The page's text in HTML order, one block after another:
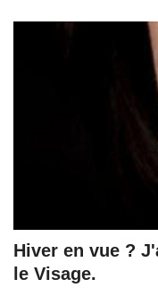
Hiver en vue ?
le Visage.